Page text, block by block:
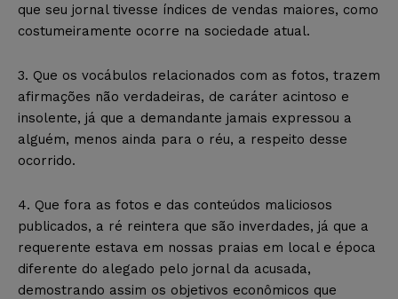
que seu jornal tivesse índices de vendas maiores, como
costumeiramente ocorre na sociedade atual.
3. Que os vocábulos relacionados com as fotos, trazem
afirmações não verdadeiras, de caráter acintoso e
insolente, já que a demandante jamais expressou a
alguém, menos ainda para o réu, a respeito desse
ocorrido.
4. Que fora as fotos e das conteúdos maliciosos
publicados, a ré reintera que são inverdades, já que a
requerente estava em nossas praias em local e época
diferente do alegado pelo jornal da acusada,
demostrando assim os objetivos econômicos que